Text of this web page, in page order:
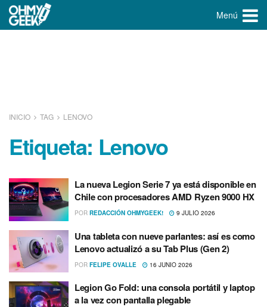
Menú
INICIO TAG LENOVO
Etiqueta: Lenovo
La nueva Legion Serie 7 ya está disponible en
Chile con procesadores AMD Ryzen 9000 HX
POR REDACCIÓN OHMYGEEK! 9 JULIO 2026
Una tableta con nueve parlantes: así es como
Lenovo actualizó a su Tab Plus (Gen 2)
POR FELIPE OVALLE 16 JUNIO 2026
Legion Go Fold: una consola portátil y laptop
a la vez con pantalla plegable